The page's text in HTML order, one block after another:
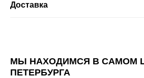
Доставка
МЫ НАХОДИМСЯ В САМОМ
ПЕТЕРБУРГА